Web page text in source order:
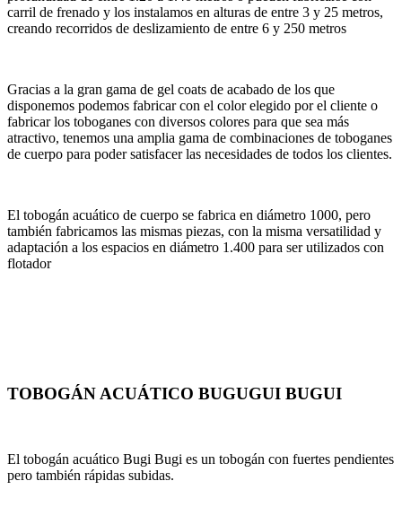
carril de frenado y los instalamos en alturas de entre 3 y 25 metros,
creando recorridos de deslizamiento de entre 6 y 250 metros
Gracias a la gran gama de gel coats de acabado de los que
disponemos podemos fabricar con el color elegido por el cliente o
fabricar los toboganes con diversos colores para que sea más
atractivo, tenemos una amplia gama de combinaciones de toboganes
de cuerpo para poder satisfacer las necesidades de todos los clientes.
El tobogán acuático de cuerpo se fabrica en diámetro 1000, pero
también fabricamos las mismas piezas, con la misma versatilidad y
adaptación a los espacios en diámetro 1.400 para ser utilizados con
flotador
TOBOGÁN ACUÁTICO BUGUGUI BUGUI
El tobogán acuático Bugi Bugi es un tobogán con fuertes pendientes
pero también rápidas subidas.